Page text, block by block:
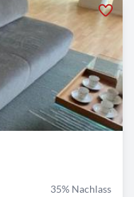
35% Nachlass